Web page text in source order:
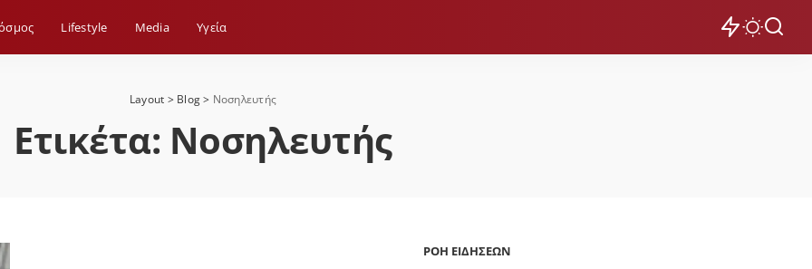
Lifestyle Media Yγεία
Layout > Blog> Νοσηλευτής
Ετικέτα: Νοσηλευτής
ΡΟΗ ΕΙΔΗΣΕΩΝ